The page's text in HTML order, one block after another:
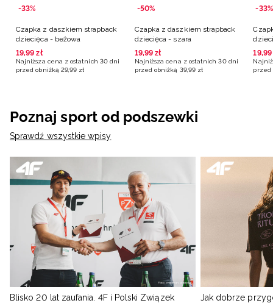
-33%
Czapka z daszkiem strapback
dziecięca - beżowa
19,99 zł
Najniższa cena z ostatnich 30 dni
przed obniżką 29,99 zł
-50%
Czapka z daszkiem strapback
dziecięca - szara
19,99 zł
Najniższa cena z ostatnich 30 dni
przed obniżką 39,99 zł
-33%
19,99
przed
Poznaj sport od podszewki
Sprawdź wszystkie wpisy
Blisko 20 lat zaufania. 4F i Polski Związek
Jak dobrze